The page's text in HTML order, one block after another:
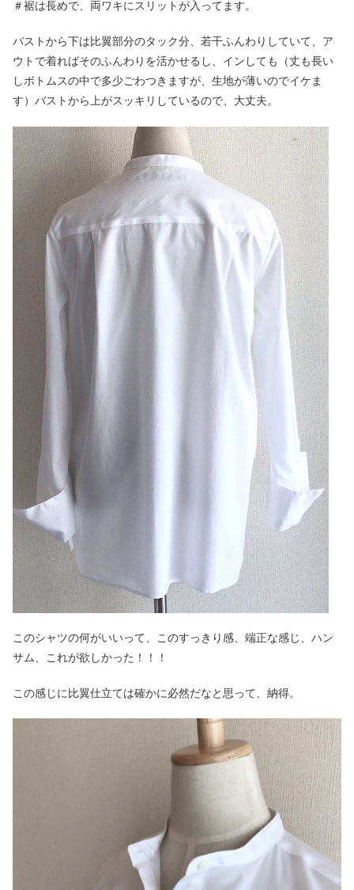
＃裾は長めで、両ワキにスリットが入ってます。
バストから下は比翼部分のタック分、若干ふんわりしていて、ア
ウトで着ればそのふんわりを活かせるし、インしても（丈も長い
しボトムスの中で多少ごわつきますが、生地が薄いのでイケま
す）バストから上がスッキリしているので、大丈夫。
このシャツの何がいいって、このすっきり感、端正な感じ、ハン
サム、これが欲しかった！！！
この感じに比翼仕立ては確かに必然だなと思って、納得。